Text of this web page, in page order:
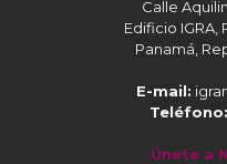
Calle
Edificio IGRA,
Panamá,
E-mail:
Teléfono:
Únete a